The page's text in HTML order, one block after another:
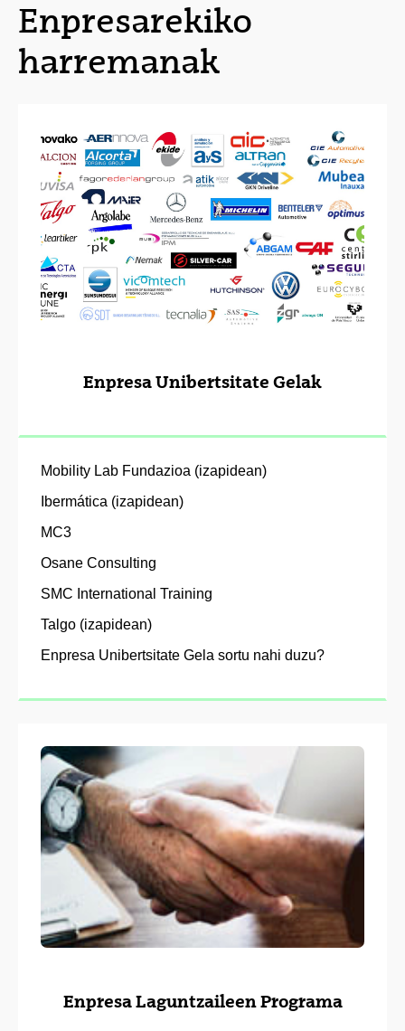
Enpresarekiko
harremanak
Enpresa Unibertsitate Gelak
Mobility Lab Fundazioa (izapidean)
Ibermática (izapidean)
MC3
Osane Consulting
SMC International Training
Talgo (izapidean)
Enpresa Unibertsitate Gela sortu nahi duzu?
Enpresa Laguntzaileen Programa